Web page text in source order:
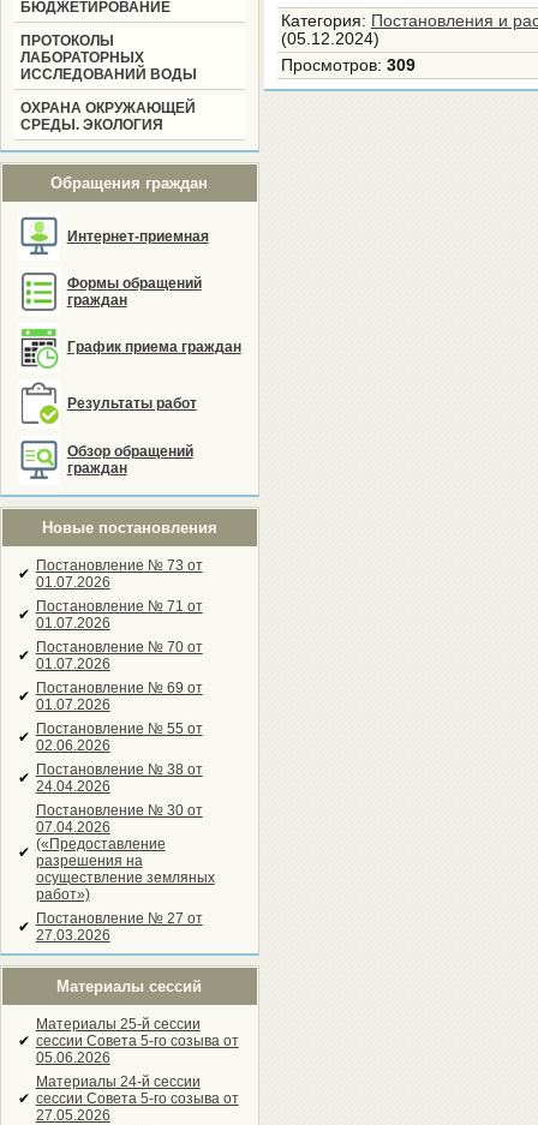
БЮДЖЕТИРОВАНИЕ
ПРОТОКОЛЫ
ЛАБОРАТОРНЫХ
ИССЛЕДОВАНИЙ ВОДЫ
ОХРАНА ОКРУЖАЮЩЕЙ
СРЕДЫ. ЭКОЛОГИЯ
Обращения граждан
Интернет-приемная
Формы обращений
граждан
График приема граждан
Результаты работ
Обзор обращений
граждан
Новые постановления
✔ Постановление № 73 от
01.07.2026
✔ Постановление № 71 от
01.07.2026
✔ Постановление № 70 от
01.07.2026
✔ Постановление № 69 от
01.07.2026
✔ Постановление № 55 от
02.06.2026
✔ Постановление № 38 от
24.04.2026
✔
Постановление № 30 от
07.04.2026
(«Предоставление
разрешения на
осуществление земляных
работ»)
✔ Постановление № 27 от
27.03.2026
Материалы сессий
✔
Материалы 25-й сессии
сессии Совета 5-го созыва от
05.06.2026
✔
Материалы 24-й сессии
сессии Совета 5-го созыва от
27.05.2026
Категория: Постановления и
(05.12.2024)
Просмотров: 309